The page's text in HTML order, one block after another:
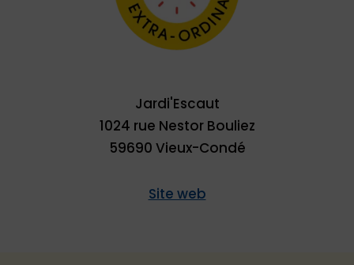
Jardi'Escaut
1024 rue Nestor Bouliez
59690 Vieux-Condé
Site web